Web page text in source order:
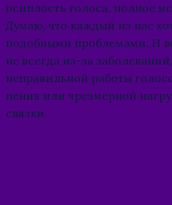
осиплость голоса, полное
Думаю, что каждый из нас
подобными проблемами. И
не всегда из-за
неправильной работы
пения или чрезмерной
связки.